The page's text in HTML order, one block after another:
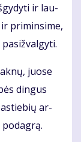
ir lau­
pri­min­si­me,
juo­se
din­gus
ar­